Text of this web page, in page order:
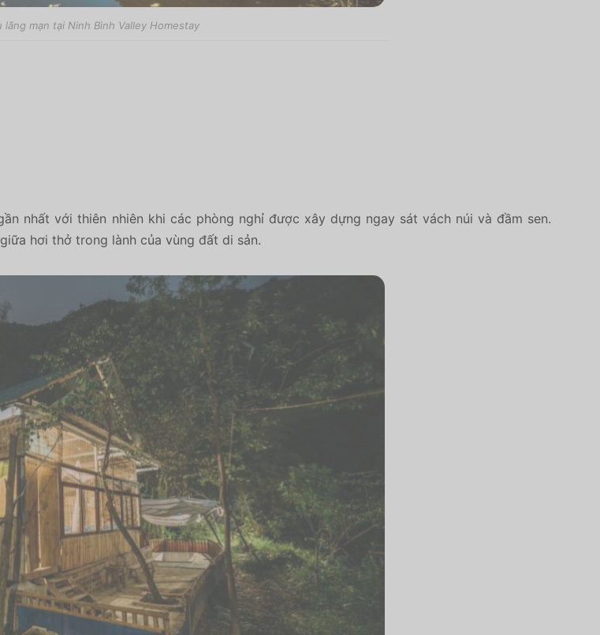
lãng mạn tại Ninh Bình Valley Homestay
nhất với thiên nhiên khi các phòng nghỉ được xây dựng ngay sát vách núi và đầm sen.
hơi thở trong lành của vùng đất di sản.